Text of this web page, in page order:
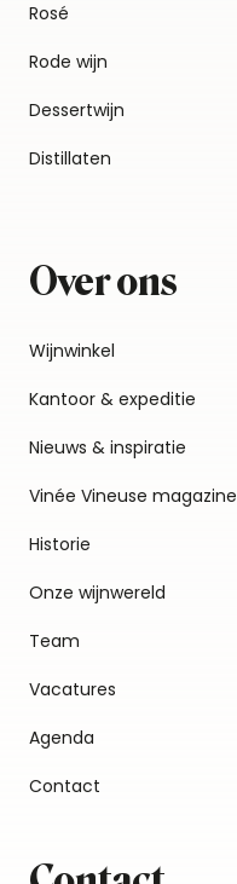
Rosé
Rode wijn
Dessertwijn
Distillaten
Over ons
Wijnwinkel
Kantoor & expeditie
Nieuws & inspiratie
Vinée Vineuse magazine
Historie
Onze wijnwereld
Team
Vacatures
Agenda
Contact